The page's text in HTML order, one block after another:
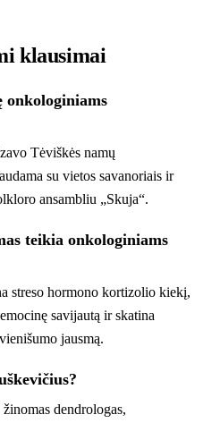
klausimai
onkologiniams
Tėviškės namų
su vietos savanoriais ir
ansambliu „Skuja“.
teikia onkologiniams
streso hormono kortizolio kiekį,
savijautą ir skatina
jausmą.
dendrologas,